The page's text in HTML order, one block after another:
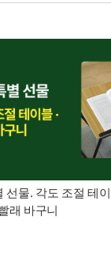
선물. 각도 조절 테이
래 바구니